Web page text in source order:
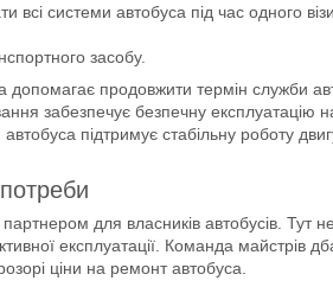
всі системи автобуса під час одного
засобу.
продовжити термін служби
забезпечує безпечну експлуатацію
підтримує стабільну роботу
для власників автобусів. Тут
експлуатації. Команда майстрів
ціни на ремонт автобуса.